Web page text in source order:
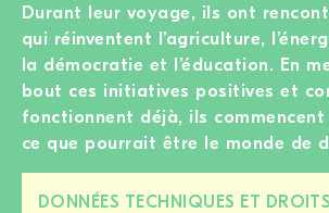
Durant leur voyage, ils ont
qui réinventent l’agriculture,
la démocratie et l’éducation. En
bout ces initiatives positives et
fonctionnent déjà, ils
ce que pourrait être le monde de
DONNÉES TECHNIQUES ET